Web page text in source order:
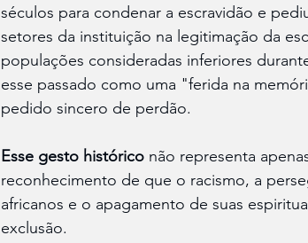
séculos para condenar a escravidão e
setores da instituição na legitimação da
populações consideradas inferiores
esse passado como uma "ferida na
pedido sincero de perdão.
Esse gesto histórico não representa
reconhecimento de que o racismo, a
africanos e o apagamento de suas
exclusão.